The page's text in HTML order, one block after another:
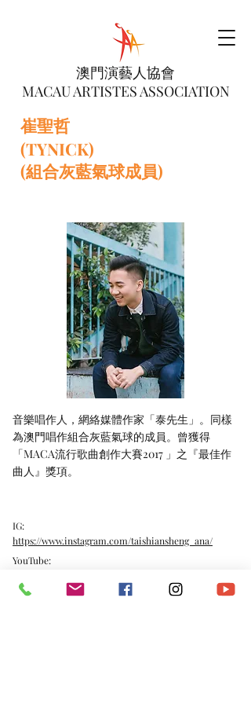
澳門演藝人協會
MACAU ARTISTES ASSOCIATION
崔聖哲
(TYNICK)
(組合灰藍氣球成員)
音樂唱作人，網絡媒體作家「泰先生」。同樣
為澳門唱作組合灰藍氣球的成員。曾獲得
「MACA流行歌曲創作大賽2017 」之『最佳作
曲人』獎項。
IG:
https://www.instagram.com/taishiansheng_ana/
YouTube:
Rlzf2owOrg